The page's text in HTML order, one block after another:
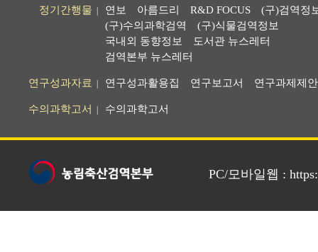
정기간행물 연보 아름드리 R&D FOCUS
(구)검역정
(구)수의과학검역
(구)식물검역정보
국내외 동향정보
도서관 뉴스레터
검역본부 뉴스레터
연구성과자료 연구성과활용집 연구보고서 연구과제제
수의과학고서 수의과학고서
PC/모바일웹 :